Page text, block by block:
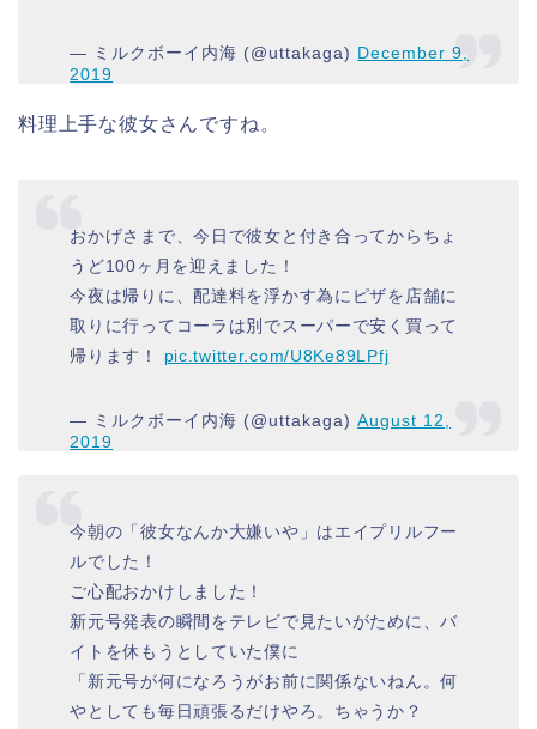
— ミルクボーイ内海 (@uttakaga) December 9,
2019
料理上手な彼女さんですね。
おかげさまで、今日で彼女と付き合ってからちょ
うど100ヶ月を迎えました！
今夜は帰りに、配達料を浮かす為にピザを店舗に
取りに行ってコーラは別でスーパーで安く買って
帰ります！ pic.twitter.com/U8Ke89LPfj
— ミルクボーイ内海 (@uttakaga)August 12,
2019
今朝の「彼女なんか大嫌いや」はエイプリルフー
ルでした！
ご心配おかけしました！
新元号発表の瞬間をテレビで見たいがために、バ
イトを休もうとしていた僕に
「新元号が何になろうがお前に関係ないねん。何
やとしても毎日頑張るだけやろ。ちゃうか？